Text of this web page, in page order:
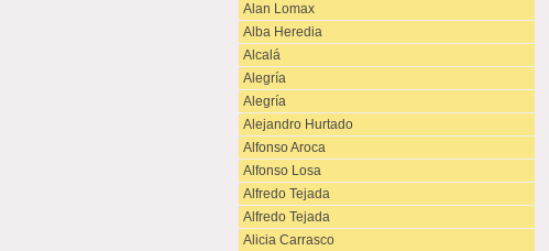
Alan Lomax
Alba Heredia
Alcalá
Alegría
Alegría
Alejandro Hurtado
Alfonso Aroca
Alfonso Losa
Alfredo Tejada
Alfredo Tejada
Alicia Carrasco